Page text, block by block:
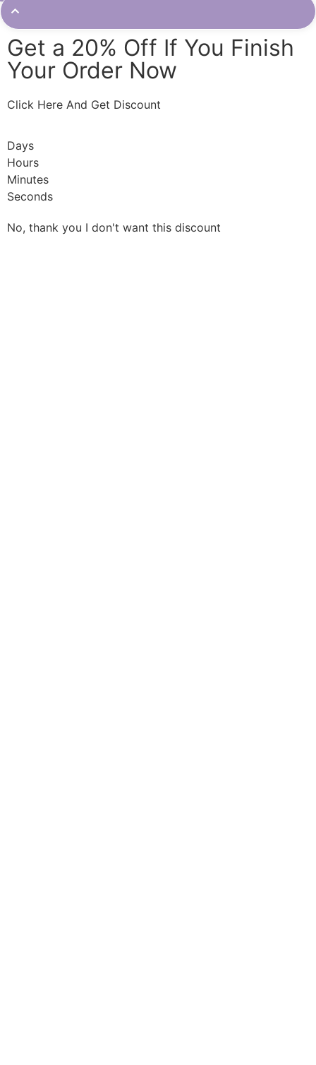
Get a 20% Off If You Finish
Your Order Now
Click Here And Get Discount
Days
Hours
Minutes
Seconds
No, thank you I don't want this discount